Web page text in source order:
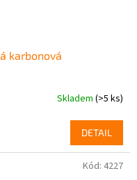
karbonová
Skladem (>5 ks)
DETAIL
Kód: 4227